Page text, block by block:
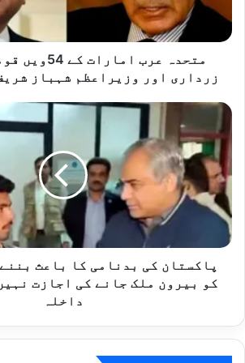
ب
ا
ا
ک
ے
5
4
و
ی
ں
د
متحدہ عرب
زرداری اور وزیراعظم شہباز
پ
ک
س
ت
ا
ن
ک
ی
پاکستان کی بدنامی کا باعث
کو بیرون ملک جانے کی اجازت
داخلہ